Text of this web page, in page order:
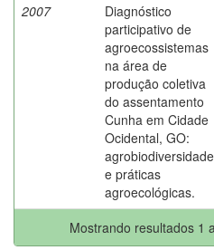
2007
Diagnóstico
participativo de
agroecossistemas
na área de
produção coletiva
do assentamento
Cunha em Cidade
Ocidental, GO:
agrobiodiversidade
e práticas
agroecológicas.
Mostrando resultados 1